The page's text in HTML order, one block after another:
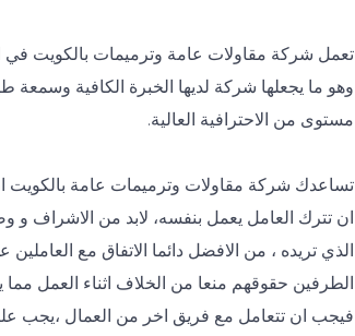
تعمل شركة مقاولات عامة وترميمات بالكويت في
وهو ما يجعلها شركة لديها الخبرة الكافية
مستوى من الاحترافية العالية.
تساعدك شركة مقاولات وترميمات عامة بالكويت
ان تترك العامل يعمل بنفسه، لابد من الاشراف و
الذي تريده ، من الافضل دائما الاتفاق مع
الطرفين حقوقهم منعا من الخلاف اثناء العمل
فيجب ان تتعامل مع فريق اخر من العمال ،يجب